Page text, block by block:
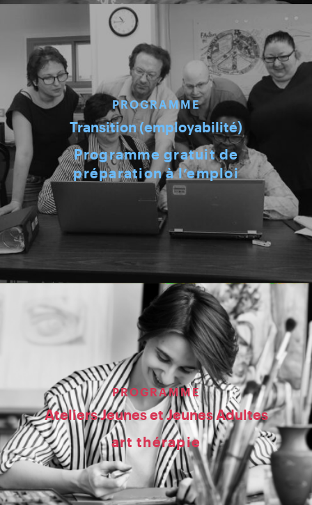
PROGRAMME
Transition (employabilité)
Programme gratuit de
préparation à l’emploi
PROGRAMME
Ateliers Jeunes et Jeunes Adultes
art thérapie